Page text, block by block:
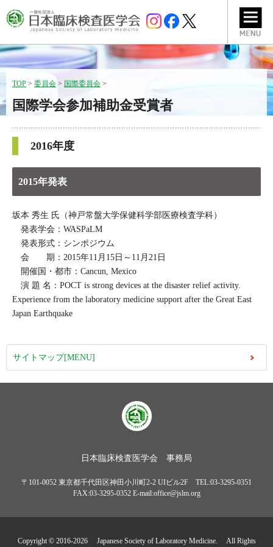
TOP > 委員会 > 国際委員会 >
国際学会参加補助金受賞者
2016年度
2015年発表
坂本 秀生 氏（神戸常盤大学保健科学部医療検査学科）
発表学会：WASPaLM
発表形式：シンポジウム
会 期：2015年11月15日～11月21日
開催国・都市：Cancun, Mexico
演 題 名：POCT is strong devices at the disaster relief activity.
Experience from the laboratory medicine support after the Great East
Japan Earthquake
サイトマップ[MENU]
日本臨床検査医学会 事務局
〒101-0052 東京都千代田区神田小川町2-2 UIビル2F TEL:03-3295-0351
FAX:03-3295-0352 E-mail:office@jslm.org
Copyright © 2016-2026 Japanese Society of Laboratory Medicine. All Rights